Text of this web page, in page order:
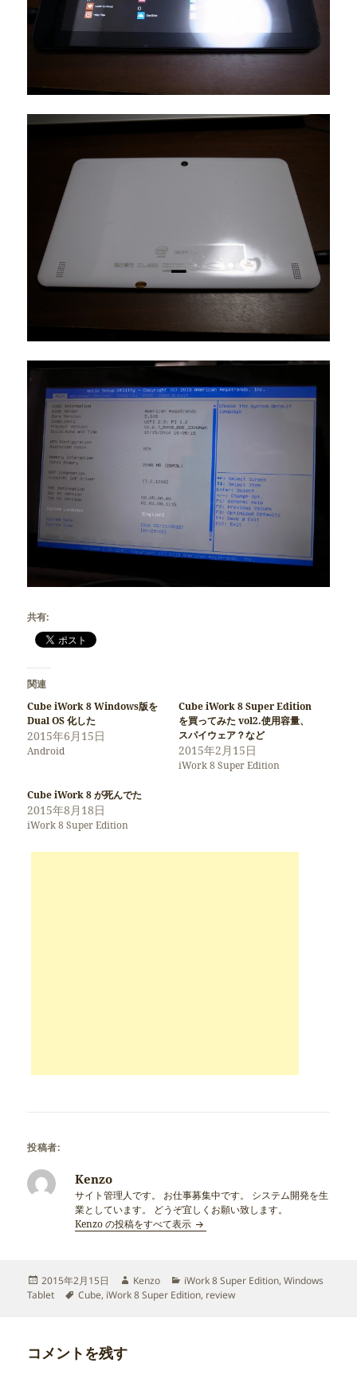
共有:
関連
Cube iWork 8 Windows版を
Dual OS 化した
2015年6月15日
Android
Cube iWork 8 Super Edition
を買ってみた vol2.使用容量、
スパイウェア？など
2015年2月15日
iWork 8 Super Edition
Cube iWork 8 が死んでた
2015年8月18日
iWork 8 Super Edition
投稿者:
Kenzo
サイト管理人です。 お仕事募集中です。 システム開発を生
業としています。 どうぞ宜しくお願い致します。
Kenzo の投稿をすべて表示
投
稿
2015年2月15日
作
成
Kenzo
カ
テ
iWork 8 Super Edition,Windows
Tablet
タ
Cube, iWork 8 Super Edition, review
コメントを残す